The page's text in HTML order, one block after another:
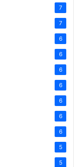
7
7
6
6
6
6
6
6
6
5
5